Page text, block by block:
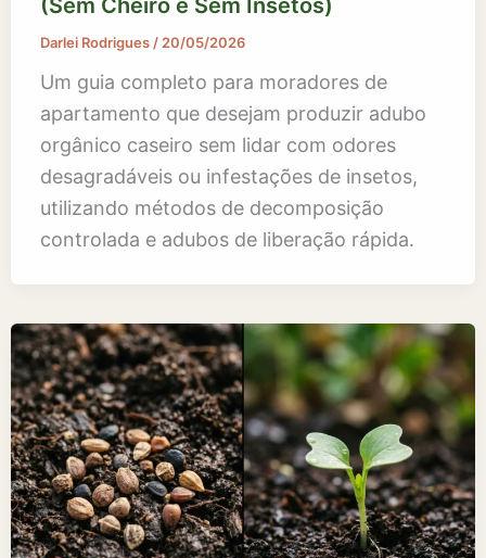
(Sem Cheiro e Sem Insetos)
Darlei Rodrigues/20/05/2026
Um guia completo para moradores de
apartamento que desejam produzir adubo
orgânico caseiro sem lidar com odores
desagradáveis ou infestações de insetos,
utilizando métodos de decomposição
controlada e adubos de liberação rápida.